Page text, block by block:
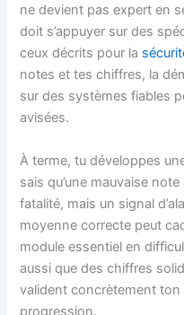
ne devient pas expert en
doit s’appuyer sur des
ceux décrits pour la
notes et tes chiffres, la
sur des systèmes fiables
avisées.
À terme, tu développes
sais qu’une mauvaise
fatalité, mais un signal
moyenne correcte peut
module essentiel en
aussi que des chiffres
valident concrètement ton
progression.